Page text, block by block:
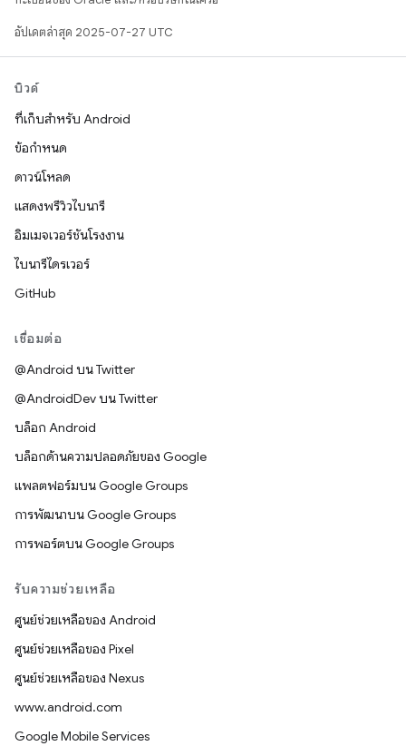
อัปเดตล่าสุด 2025-07-27 UTC
บิวด์
ที่เก็บสำหรับ Android
ข้อกำหนด
ดาวน์โหลด
แสดงพรีวิวไบนารี
อิมเมจเวอร์ชันโรงงาน
ไบนารีไดรเวอร์
GitHub
เชื่อมต่อ
@Android บน Twitter
@AndroidDev บน Twitter
บล็อก Android
บล็อกด้านความปลอดภัยของ Google
แพลตฟอร์มบน Google Groups
การพัฒนาบน Google Groups
การพอร์ตบน Google Groups
รับความช่วยเหลือ
ศูนย์ช่วยเหลือของ Android
ศูนย์ช่วยเหลือของ Pixel
ศูนย์ช่วยเหลือของ Nexus
www.android.com
Google Mobile Services